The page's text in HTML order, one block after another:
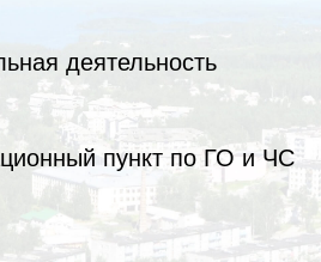
деятельность
пункт по ГО и ЧС